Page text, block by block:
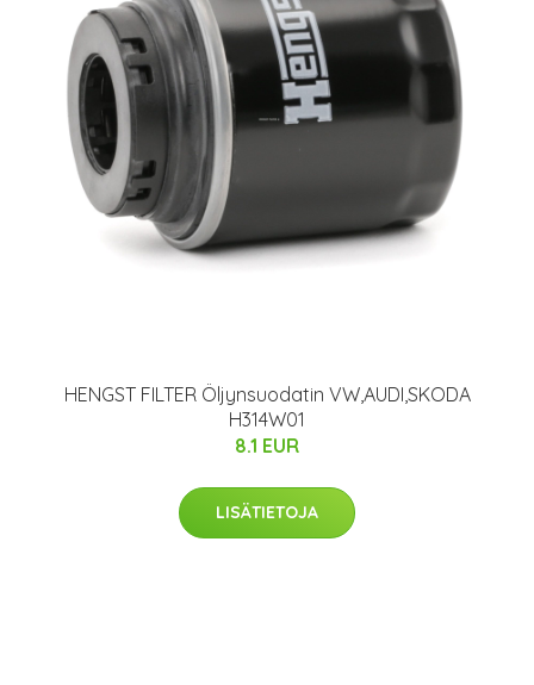
HENGST FILTER Öljynsuodatin VW,AUDI,SKODA
H314W01
8.1 EUR
LISÄTIETOJA